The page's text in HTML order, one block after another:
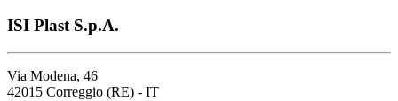
ISI Plast S.p.A.
Via Modena, 46
42015 Correggio (RE) - IT